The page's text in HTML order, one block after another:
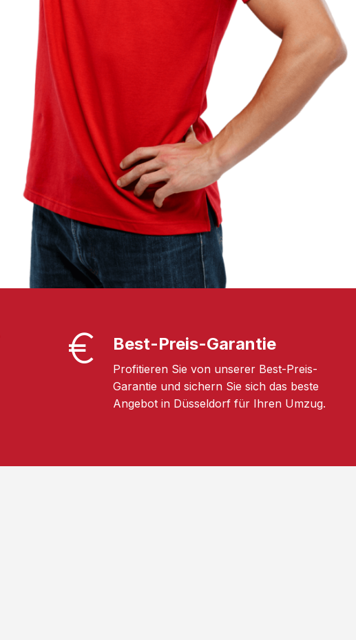
Best-Preis-Garantie
Profitieren Sie von unserer Best-Preis-
Garantie und sichern Sie sich das beste
Angebot in Düsseldorf für Ihren Umzug.